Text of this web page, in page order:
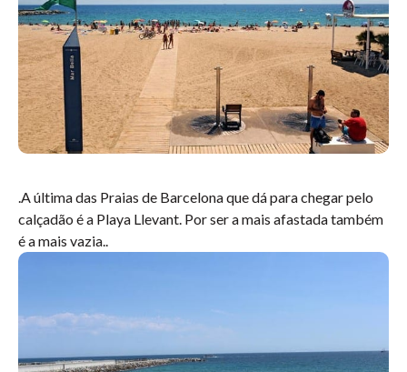
.A última das Praias de Barcelonaque dá para chegar pelo
calçadão é a Playa Llevant. Por ser a mais afastada também
é a mais vazia..